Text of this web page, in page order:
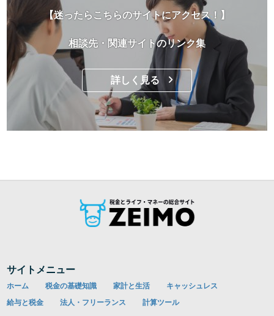
【迷ったらこちらのサイトにアクセス！】
相談先・関連サイトのリンク集
詳しく見る
サイトメニュー
ホーム 税金の基礎知識 家計と生活
キャッシュレス
給与と税金
法人・フリーランス 計算ツール